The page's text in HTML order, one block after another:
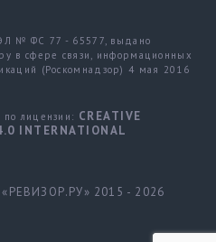
№ ФС 77 - 65577, выдано
в сфере связи, информационных
(Роскомнадзор) 4 мая 2016
лицензии: CREATIVE
INTERNATIONAL
2015 - 2026